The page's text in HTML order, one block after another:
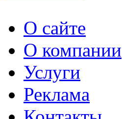
О сайте
О компании
Услуги
Реклама